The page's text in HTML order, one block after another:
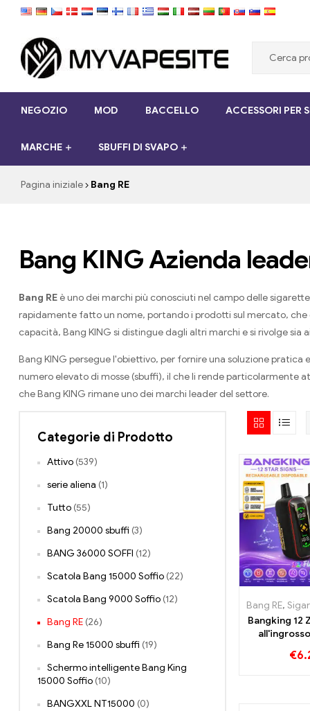
Myvapesite.de
sigarette
elettroniche
a
myvapesite.de
NEGOZIO MOD BACCELLO ACCESSORI PER
MARCHE SBUFFI DI SVAPO
Pagina iniziale Bang RE
Bang KING Azienda
Bang RE è uno dei marchi più conosciuti nel campo delle
rapidamente fatto un nome, portando i prodotti sul mercato,
capacità, Bang KING si distingue dagli altri marchi e si rivolge sia
Bang KING persegue l'obiettivo, per fornire una soluzione
numero elevato di mosse (sbuffi), il che li rende particolarmente
che Bang KING rimane uno dei marchi leader del settore.
Bang RE, Sigarette
Bangking 12
€
Categorie di Prodotto
Attivo (539)
serie aliena (1)
Tutto (55)
Bang 20000 sbuffi (3)
BANG 36000 SOFFI (12)
Scatola Bang 15000 Soffio (22)
Scatola Bang 9000 Soffio (12)
Bang RE (26)
Bang Re 15000 sbuffi (19)
Schermo intelligente Bang King
15000 Soffio (10)
BANGXXL NT15000 (0)